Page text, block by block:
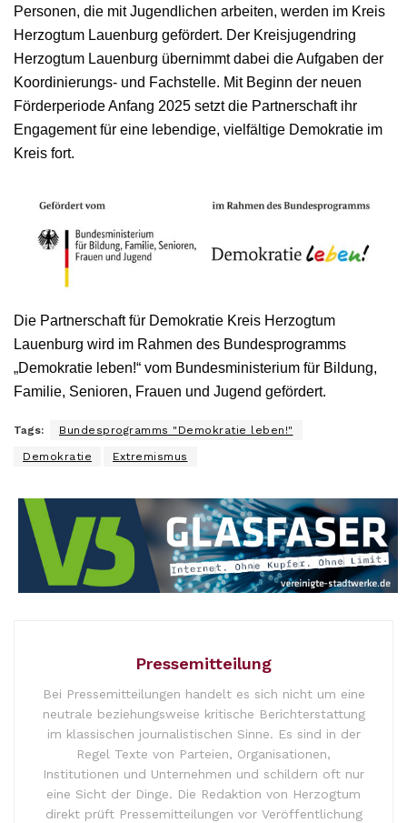
Personen, die mit Jugendlichen arbeiten, werden im Kreis
Herzogtum Lauenburg gefördert. Der Kreisjugendring
Herzogtum Lauenburg übernimmt dabei die Aufgaben der
Koordinierungs- und Fachstelle. Mit Beginn der neuen
Förderperiode Anfang 2025 setzt die Partnerschaft ihr
Engagement für eine lebendige, vielfältige Demokratie im
Kreis fort.
Die Partnerschaft für Demokratie Kreis Herzogtum
Lauenburg wird im Rahmen des Bundesprogramms
„Demokratie leben!“ vom Bundesministerium für Bildung,
Familie, Senioren, Frauen und Jugend gefördert.
Tags: Bundesprogramms "Demokratie leben!"
Demokratie Extremismus
Pressemitteilung
Bei Pressemitteilungen handelt es sich nicht um eine
neutrale beziehungsweise kritische Berichterstattung
im klassischen journalistischen Sinne. Es sind in der
Regel Texte von Parteien, Organisationen,
Institutionen und Unternehmen und schildern oft nur
eine Sicht der Dinge. Die Redaktion von Herzogtum
direkt prüft Pressemitteilungen vor Veröffentlichung